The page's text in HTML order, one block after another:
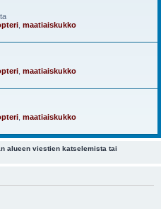
maatiaiskukko
maatiaiskukko
maatiaiskukko
alueen viestien katselemista tai